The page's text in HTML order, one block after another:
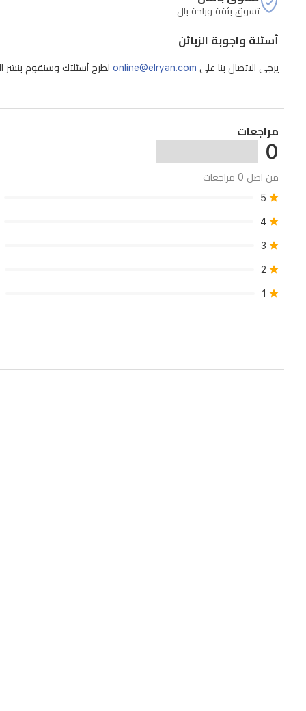
تسوق بثقة وراحة بال
أسئلة واجوبة الزبائن
يرجى الاتصال بنا على online@elryan.com لطرح أسئلتك وسنقوم بنشر
مراجعات
0
من اصل 0 مراجعات
5
4
3
2
1